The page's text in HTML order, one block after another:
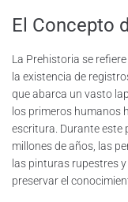
El Concepto
La Prehistoria se
la existencia de
que abarca un vasto
los primeros humanos
escritura. Durante este
millones de años, las
las pinturas rupestres
preservar el